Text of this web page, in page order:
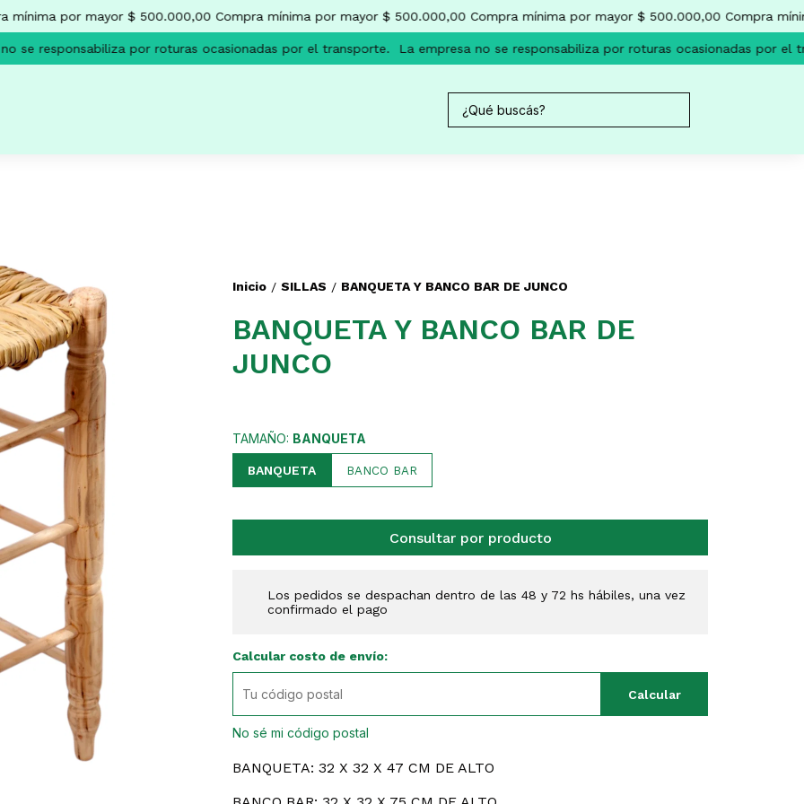
por mayor $ 500.000,00 Compra mínima por mayor $ 500.000,00 Compra mínima por mayor $ 500.000,00 Compra
se responsabiliza por roturas ocasionadas por el transporte. La empresa no se responsabiliza por roturas ocasionadas por el
Inicio / SILLAS / BANQUETA Y BANCO BAR DE JUNCO
BANQUETA Y BANCO BAR DE
JUNCO
TAMAÑO: BANQUETA
BANQUETA BANCO BAR
Consultar por producto
Los pedidos se despachan dentro de las 48 y 72 hs hábiles, una vez
confirmado el pago
Calcular costo de envío:
Calcular
No sé mi código postal
BANQUETA: 32 X 32 X 47 CM DE ALTO